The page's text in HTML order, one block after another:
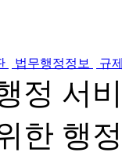
법무행정정보 규
정 서
한 행